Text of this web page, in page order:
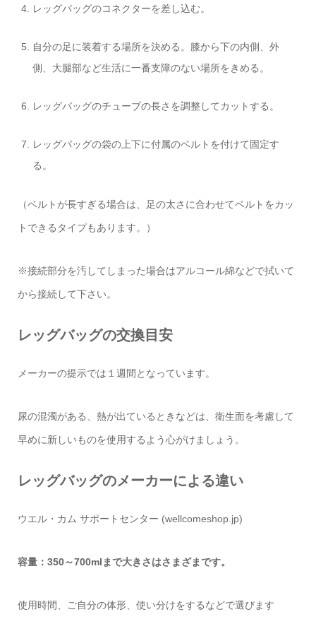
レッグバッグのコネクターを差し込む。
自分の足に装着する場所を決める。膝から下の内側、外
側、大腿部など生活に一番支障のない場所をきめる。
レッグバッグのチューブの長さを調整してカットする。
レッグバッグの袋の上下に付属のベルトを付けて固定す
る。
（ベルトが長すぎる場合は、足の太さに合わせてベルトをカッ
トできるタイプもあります。）
※接続部分を汚してしまった場合はアルコール綿などで拭いて
から接続して下さい。
レッグバッグの交換目安
メーカーの提示では１週間となっています。
尿の混濁がある、熱が出ているときなどは、衛生面を考慮して
早めに新しいものを使用するよう心がけましょう。
レッグバッグのメーカーによる違い
ウエル・カム サポートセンター (wellcomeshop.jp)
容量：350～700mlまで大きさはさまざまです。
使用時間、ご自分の体形、使い分けをするなどで選びます